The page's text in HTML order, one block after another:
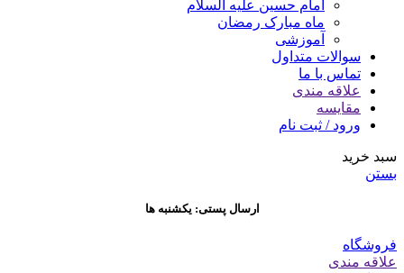
امام حسین علیه السلام
ماه مبارک رمضان
آموزشی
سوالات متداول
تماس با ما
علاقه مندی
مقایسه
ورود / ثبت نام
سبد خرید
بستن
ارسال پستی: یکشنبه ها
فروشگاه
علاقه مندی